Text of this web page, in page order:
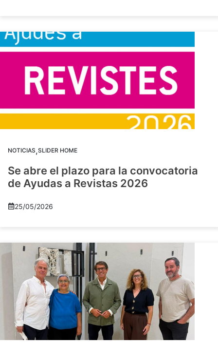
NOTICIAS,SLIDER HOME
Se abre el plazo para la convocatoria
de Ayudas a Revistas 2026
25/05/2026